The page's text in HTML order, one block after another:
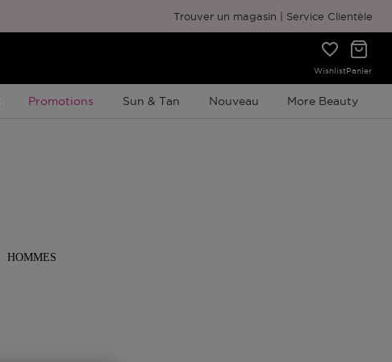
Trouver un magasin Service Clientèle
WishlistPanier
Promotion À Durée Limitée
Promotions Sun & Tan Nouveau More Beauty
HOMMES